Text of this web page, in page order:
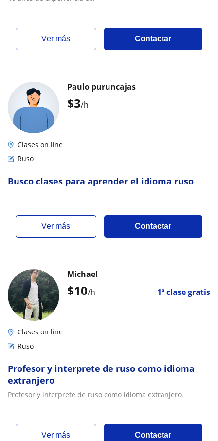
ver más Contactar
$3/h
Paulo puruncajas
Clases on line
Ruso
Busco clases para aprender el idioma ruso
ver más Contactar
$10/h 1ª clase gratis
Michael
Clases on line
Ruso
Profesor y interprete de ruso como idioma
extranjero
Profesor y interprete de ruso como idioma extranjero.
ver más Contactar